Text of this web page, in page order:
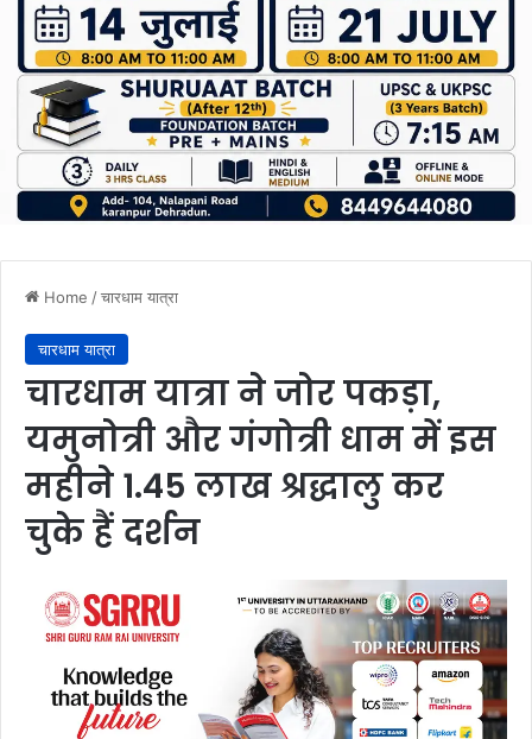
Home /चारधाम यात्रा
चारधाम यात्रा
चारधाम यात्रा ने जोर पकड़ा,
यमुनोत्री और गंगोत्री धाम में इस
महीने 1.45 लाख श्रद्धालु कर
चुके हैं दर्शन